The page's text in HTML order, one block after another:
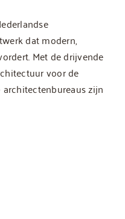
dat modern,
Met de drijvende
voor de
zijn